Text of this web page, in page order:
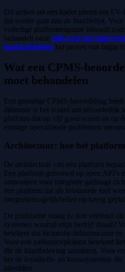
Dit artikel zet een kader uiteen om
dat verder gaat dan de functielijst.
volledige platformmigratie inhoudt
behandelt onze gids over het
laadactiviteiten het proces van begin
Wat een CPMS-
moet behandelen
Een grondige CPMS-beoordeling heeft
dimensie is het waard om afzonderlijk
platform dat op vijf goed scoort en op
ernstige operationele problemen
Architectuur: hoe het
De architectuur van een platform
Een platform gebouwd op open API’s
ontworpen voor integratie gedraagt
een platform dat als losstaande tool
integratiemogelijkheden op kreeg
De praktische vraag is: hoe verbindt
systemen waarop mijn bedrijf draait?
betekent dat facturatie-infrastructuur en
Voor een parkeerexploitant betekent
die de klantbeleving aansturen. Voor
het de loyaliteits- en kassasystemen
inbedden.